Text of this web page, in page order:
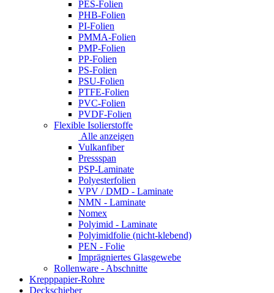
PES-Folien
PHB-Folien
PI-Folien
PMMA-Folien
PMP-Folien
PP-Folien
PS-Folien
PSU-Folien
PTFE-Folien
PVC-Folien
PVDF-Folien
Flexible Isolierstoffe
Alle anzeigen
Vulkanfiber
Pressspan
PSP-Laminate
Polyesterfolien
VPV / DMD - Laminate
NMN - Laminate
Nomex
Polyimid - Laminate
Polyimidfolie (nicht-klebend)
PEN - Folie
Imprägniertes Glasgewebe
Rollenware - Abschnitte
Krepppapier-Rohre
Deckschieber